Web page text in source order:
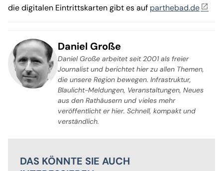
die digitalen Eintrittskarten gibt es auf parthebad.de
Daniel Große
Daniel Große arbeitet seit 2001 als freier
Journalist und berichtet hier zu allen Themen,
die unsere Region bewegen. Infrastruktur,
Blaulicht-Meldungen, Veranstaltungen, Neues
aus den Rathäusern und vieles mehr
veröffentlicht er hier. Schnell, kompakt und
verständlich.
DAS KÖNNTE SIE AUCH